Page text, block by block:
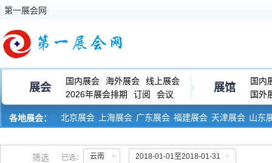
第一展会网
各地展会： 北京展会 上海展会 广东展会 福建展会 天津展会 山东
展会
国内展会 海外展会
线上展会
2026年展会排期
订阅 会议
展馆
国内
国外
筛选 已选： 云南 2018-01-01至2018-01-31